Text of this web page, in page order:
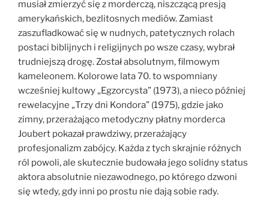
musiał zmierzyć się z morderczą, niszczącą presją
amerykańskich, bezlitosnych mediów. Zamiast
zaszufladkować się w nudnych, patetycznych rolach
postaci biblijnych i religijnych po wsze czasy, wybrał
trudniejszą drogę. Został absolutnym, filmowym
kameleonem. Kolorowe lata 70. to wspomniany
wcześniej kultowy „Egzorcysta” (1973), a nieco później
rewelacyjne „Trzy dni Kondora” (1975), gdzie jako
zimny, przerażająco metodyczny płatny morderca
Joubert pokazał prawdziwy, przerażający
profesjonalizm zabójcy. Każda z tych skrajnie różnych
ról powoli, ale skutecznie budowała jego solidny status
aktora absolutnie niezawodnego, po którego dzwoni
się wtedy, gdy inni po prostu nie dają sobie rady.